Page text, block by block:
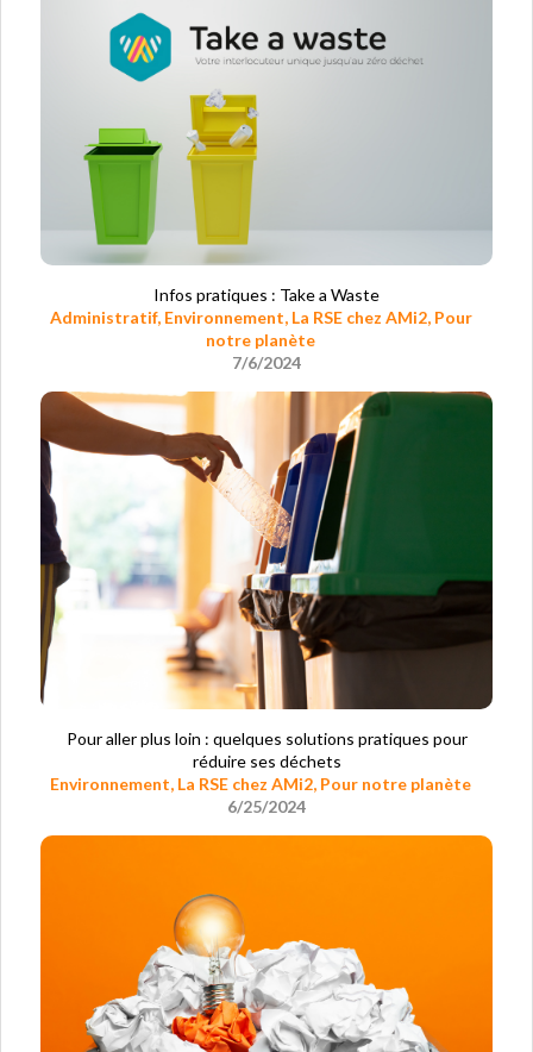
Infos pratiques : Take a Waste
Administratif, Environnement, La RSE chez AMi2, Pour
notre planète
7/6/2024
Pour aller plus loin : quelques solutions pratiques pour
réduire ses déchets
Environnement, La RSE chez AMi2, Pour notre planète
6/25/2024